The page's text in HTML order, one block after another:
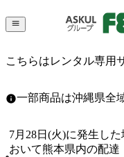
こちらはレンタル専用
一部商品は沖縄県全
7月28日(火)に発生し
おいて熊本県内の配